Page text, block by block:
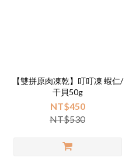
【雙拼原肉凍乾】叮叮凍 蝦仁/
干貝50g
NT$450
NT$530